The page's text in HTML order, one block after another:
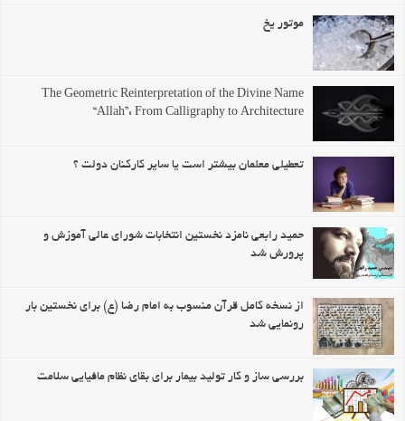
موتور یخ
The Geometric Reinterpretation of the Divine Name
“Allah”: From Calligraphy to Architecture
تعطیلی معلمان بیشتر است یا سایر کارکنان دولت ؟
حمید رابعی نامزد نخستین انتخابات شورای عالی آموزش و
پرورش شد
از نسخه کامل قرآن منسوب به امام رضا (ع) برای نخستین بار
رونمایی شد
بررسی ساز و کار تولید بیمار برای بقای نظام مافیایی سلامت